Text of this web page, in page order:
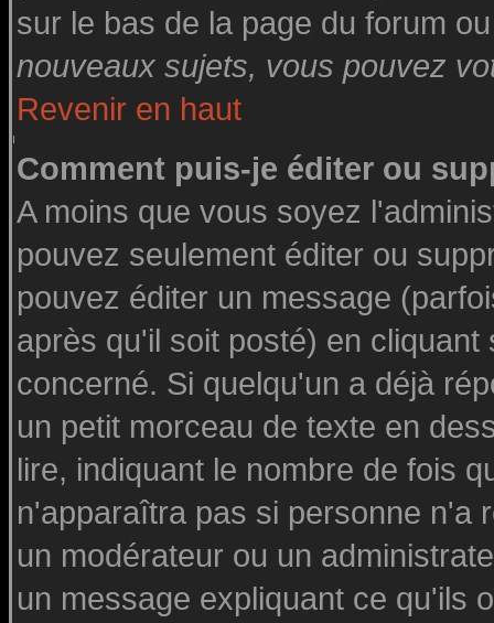
sur le bas de la page du forum
nouveaux sujets, vous pouvez
Revenir en haut
Comment puis-je éditer ou
A moins que vous soyez
pouvez seulement éditer ou
pouvez éditer un message
après qu'il soit posté) en
concerné. Si quelqu'un a déjà
un petit morceau de texte en
lire, indiquant le nombre de fois
n'apparaîtra pas si personne n'a
un modérateur ou un
un message expliquant ce qu'ils